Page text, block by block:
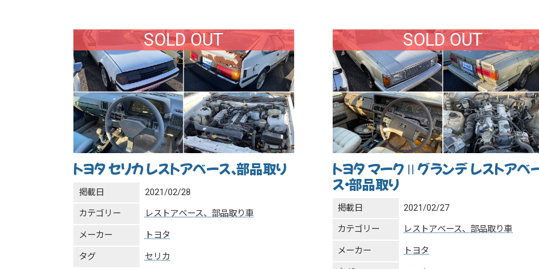
SOLD OUT
トヨタ セリカ レストアベース、部品取り
掲載日 2021/02/28
カテゴリー レストアベース、部品取り車
メーカー トヨタ
タグ セリカ
SOLD OUT
トヨタ マークⅡグランデ レストアベ
ス・部品取り
掲載日 2021/02/27
カテゴリー レストアベース、部品取り車
メーカー トヨタ